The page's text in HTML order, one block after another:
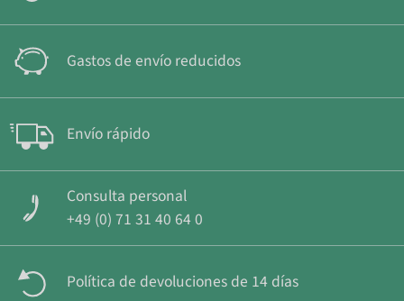
Gastos de envío reducidos
Envío rápido
Consulta personal
+49 (0) 71 31 40 64 0
Política de devoluciones de 14 días